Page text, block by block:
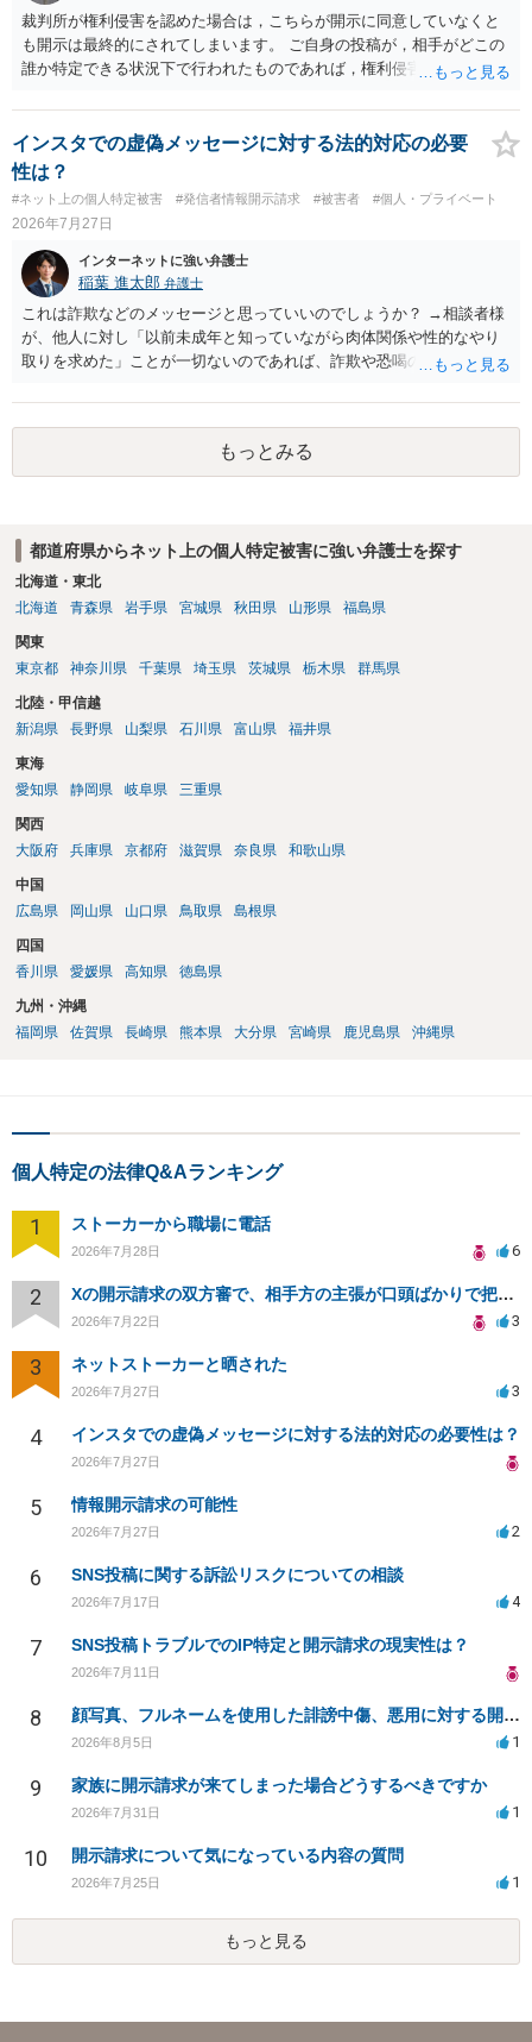
裁判所が権利侵害を認めた場合は，こちらが開示に同意していなくと
も開示は最終的にされてしまいます。 ご自身の投稿が，相手がどこの
誰か特定できる状況下で行われたものであれば，権利侵害性が認めら
いても，アカウントを特定したうえで，ネットストーカーとして晒し
たのであれば，かかる行為に権利侵害性が認められる可能性はあるで
しょう。
インスタでの虚偽メッセージに対する法的対応の必要
性は？
#ネット上の個人特定被害 #発信者情報開示請求 #被害者 #個人・プライベート
2026年7月27日
インターネットに強い弁護士
稲葉 進太郎 弁護士
これは詐欺などのメッセージと思っていいのでしょうか？ →相談者様
が、他人に対し「以前未成年と知っていながら肉体関係や性的なやり
取りを求めた」ことが一切ないのであれば、詐欺や恐喝の可能性が高
もっとみる
都道府県からネット上の個人特定被害に強い弁護士を探す
北海道・東北
北海道
青森県 岩手県 宮城県 秋田県 山形県 福島県
関東
東京都
神奈川県 千葉県 埼玉県 茨城県 栃木県 群馬県
北陸・甲信越
新潟県
長野県 山梨県 石川県 富山県 福井県
東海
愛知県
静岡県 岐阜県 三重県
関西
大阪府
兵庫県 京都府 滋賀県 奈良県 和歌山県
中国
広島県
岡山県 山口県 鳥取県 島根県
四国
香川県
愛媛県 高知県 徳島県
九州・沖縄
福岡県
佐賀県 長崎県 熊本県 大分県 宮崎県 鹿児島県 沖縄県
個人特定の法律Q&Aランキング
1 ストーカーから職場に電話
2026年7月28日 6
2 Xの開示請求の双方審で、相手方の主張が口頭ばかりで把握しきれません
2026年7月22日 3
3 ネットストーカーと晒された
2026年7月27日 3
4 インスタでの虚偽メッセージに対する法的対応の必要性は？
2026年7月27日
5 情報開示請求の可能性
2026年7月27日 2
6 SNS投稿に関する訴訟リスクについての相談
2026年7月17日 4
7 SNS投稿トラブルでのIP特定と開示請求の現実性は？
2026年7月11日
8 顔写真、フルネームを使用した誹謗中傷、悪用に対する開示請求
2026年8月5日 1
9 家族に開示請求が来てしまった場合どうするべきですか
2026年7月31日 1
10 開示請求について気になっている内容の質問
2026年7月25日 1
もっと見る